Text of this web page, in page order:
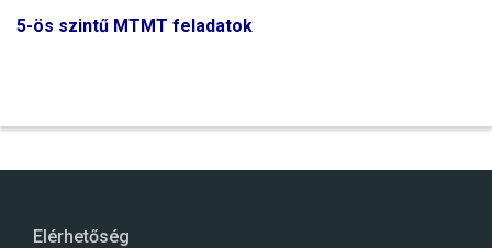
5-ös szintű MTMT feladatok
Elérhetőség